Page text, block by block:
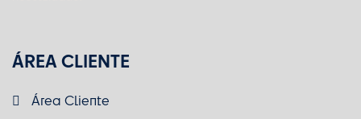
ÁREA CLIENTE
Área Cliente